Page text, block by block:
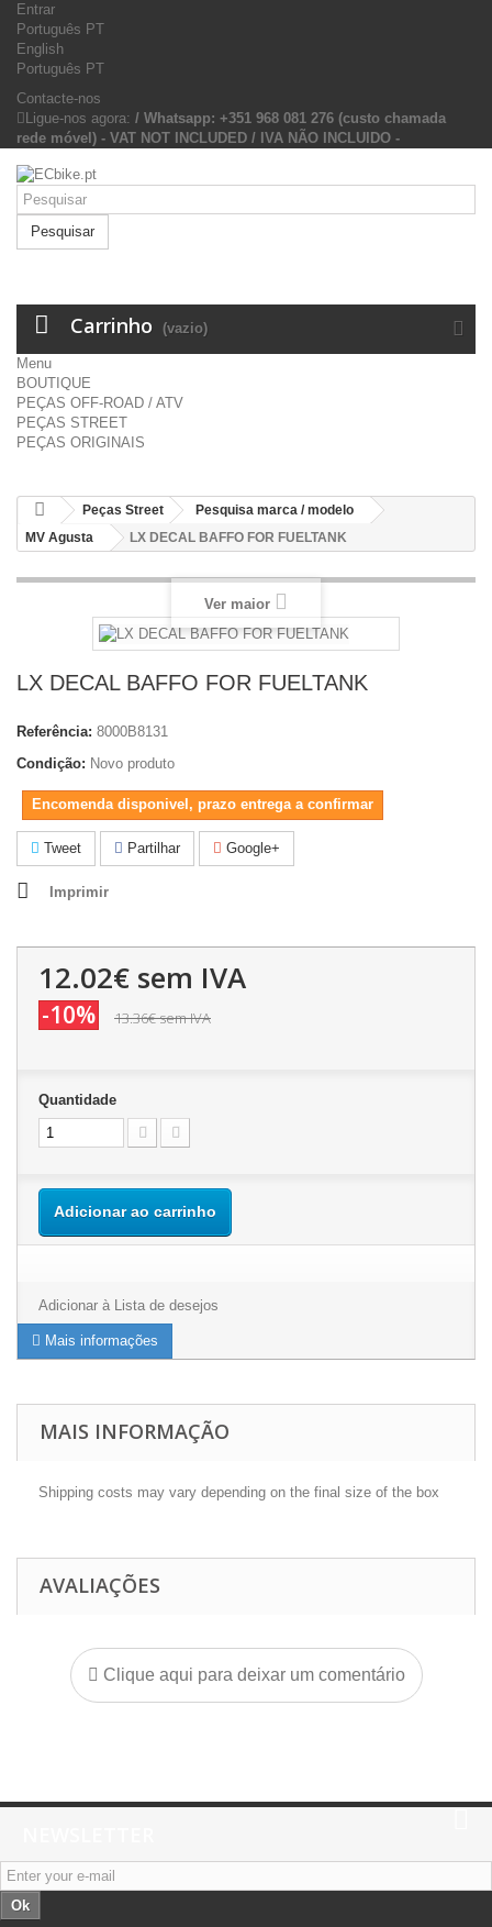
Entrar
Português PT
English
Português PT
Contacte-nos
Ligue-nos agora: / Whatsapp: +351 968 081 276 (custo chamada
rede móvel) - VAT NOT INCLUDED / IVA NÃO INCLUIDO -
Pesquisar
Carrinho (vazio)
Menu
BOUTIQUE
PEÇAS OFF-ROAD / ATV
PEÇAS STREET
PEÇAS ORIGINAIS
Peças Street
Pesquisa marca / modelo
MV Agusta
LX DECAL BAFFO FOR FUELTANK
Ver maior
LX DECAL BAFFO FOR FUELTANK
Referência: 8000B8131
Condição: Novo produto
Encomenda disponivel, prazo entrega a confirmar
Tweet Partilhar Google+
Imprimir
12.02€ sem IVA
-10% 13.36€sem IVA
Quantidade
Adicionar ao carrinho
Adicionar à Lista de desejos
Mais informações
MAIS INFORMAÇÃO
Shipping costs may vary depending on the final size of the box
AVALIAÇÕES
Clique aqui para deixar um comentário
Ok